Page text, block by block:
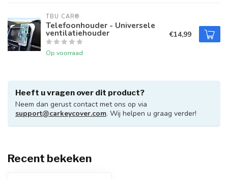
TBU CAR®
Telefoonhouder - Universele
ventilatiehouder
Op voorraad
€14,99
Heeft u vragen over dit product?
Neem dan gerust contact met ons op via
support@carkeycover.com. Wij helpen u graag verder!
Recent bekeken